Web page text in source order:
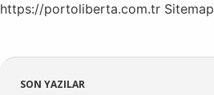
https://portoliberta.com.tr Sitemap
SON YAZILAR